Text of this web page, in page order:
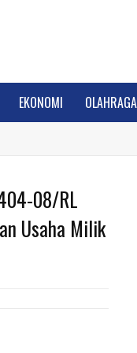
EKONOMI OLAHRAGA
08/RL
Usaha Milik